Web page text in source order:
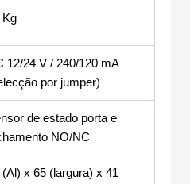
Kg
12/24 V / 240/120 mA
por jumper)
de estado porta e
NO/NC
(Al) x 65 (largura) x 41